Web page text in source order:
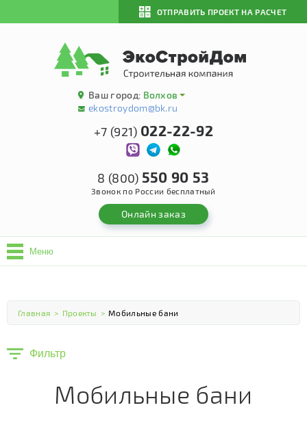
ОТПРАВИТЬ ПРОЕКТ НА РАСЧЕТ
Ваш город: Волхов
ekostroydom@bk.ru
+7 (921) 022-22-92
8 (800) 550 90 53
Звонок по России бесплатный
Онлайн заказ
Меню
Главная > Проекты > Мобильные бани
Фильтр
Мобильные бани